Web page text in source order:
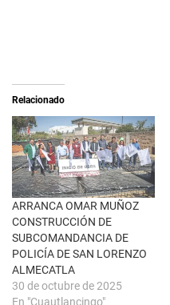
e
b
r
e
e
n
u
n
a
v
e
n
t
a
n
a
n
u
v
a
e
n
F
a
c
e
b
o
o
k
(
S
e
a
b
e
n
Relacionado
ARRANCA OMAR MUÑOZ
CONSTRUCCIÓN DE
SUBCOMANDANCIA DE
POLICÍA DE SAN LORENZO
ALMECATLA
30 de octubre de 2025
En "Cuautlancingo"